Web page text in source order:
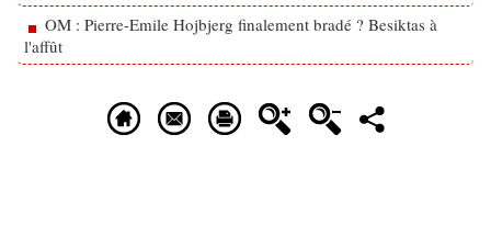
OM : Pierre-Emile Hojbjerg finalement bradé ? Besiktas à
l'affût